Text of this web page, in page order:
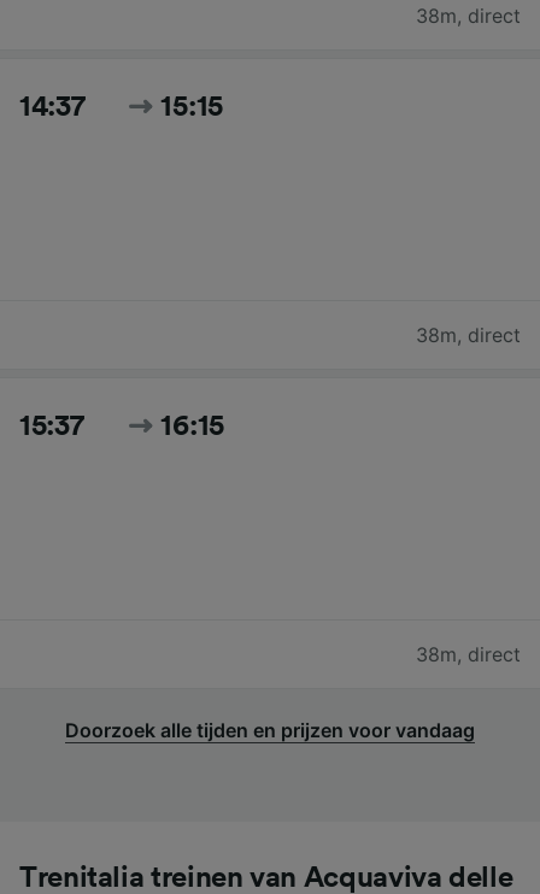
38m, direct
14:37 15:15
38m, direct
15:37 16:15
38m, direct
Doorzoek alle tijden en prijzen voor vandaag
Trenitalia treinen van Acquaviva delle